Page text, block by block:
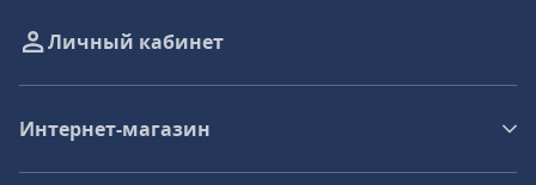
Личный кабинет
Интернет-магазин